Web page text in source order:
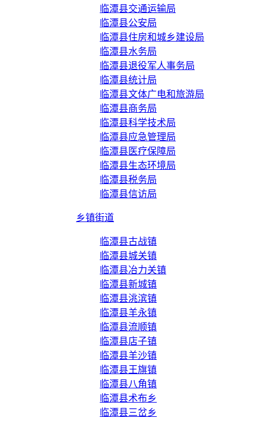
临潭县交通运输局
临潭县公安局
临潭县住房和城乡建设局
临潭县水务局
临潭县退役军人事务局
临潭县统计局
临潭县文体广电和旅游局
临潭县商务局
临潭县科学技术局
临潭县应急管理局
临潭县医疗保障局
临潭县生态环境局
临潭县税务局
临潭县信访局
乡镇街道
临潭县古战镇
临潭县城关镇
临潭县冶力关镇
临潭县新城镇
临潭县洮滨镇
临潭县羊永镇
临潭县流顺镇
临潭县店子镇
临潭县羊沙镇
临潭县王旗镇
临潭县八角镇
临潭县术布乡
临潭县三岔乡